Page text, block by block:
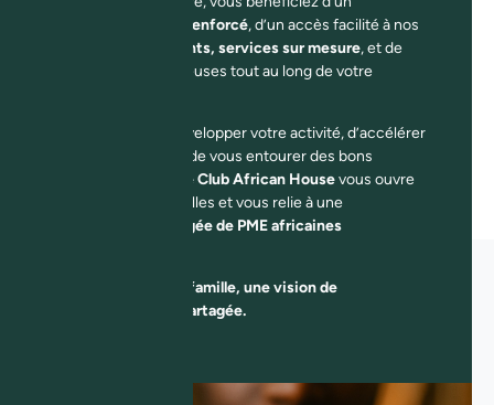
accompagnement renforcé, d’un accès facilité à nos
espaces, événements, services sur mesure, et de
conditions avantageuses tout au long de votre
Qu’il s’agisse de développer votre activité, d’accélérer
vos démarches, ou de vous entourer des bons
Carte Club African Housevous ouvre
des portes essentielles et vous relie à une
communauté engagée de PME africaines
Un esprit de famille, une vision de
croissance partagée.